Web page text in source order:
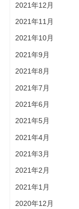
2021年12月
2021年11月
2021年10月
2021年9月
2021年8月
2021年7月
2021年6月
2021年5月
2021年4月
2021年3月
2021年2月
2021年1月
2020年12月